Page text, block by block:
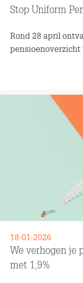
Stop Uniform
Rond 28 april
pensioenoverzicht
We verhogen je
met 1,9%
18-01-2026